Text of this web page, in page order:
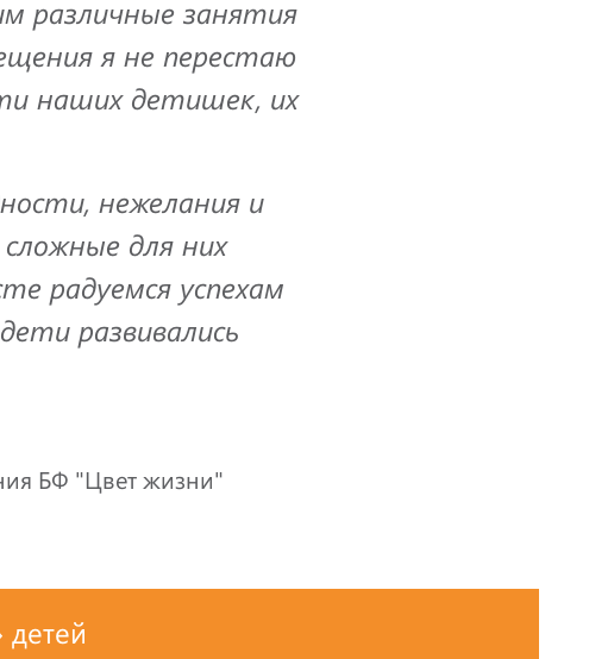
различные занятия
я не перестаю
наших детишек, их
нежелания и
для них
радуемся успехам
развивались
БФ "Цвет жизни"